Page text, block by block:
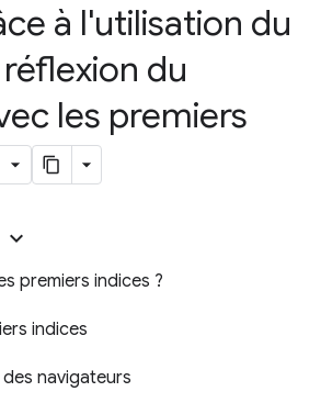
à l'utilisation du
du
les premiers
premiers indices ?
indices
navigateurs